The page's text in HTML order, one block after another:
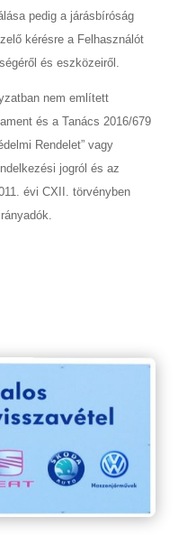
pedig a járásbíróság
kérésre a Felhasználót
és eszközeiről.
nem említett
és a Tanács 2016/679
Rendelet” vagy
jogról és az
évi CXII. törvényben